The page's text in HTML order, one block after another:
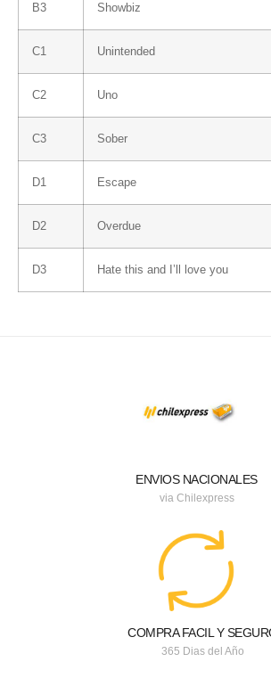
B3 Showbiz
C1 Unintended
C2 Uno
C3 Sober
D1 Escape
D2 Overdue
D3 Hate this and I’ll love you
ENVIOS NACIONALES
via Chilexpress
COMPRA FACIL Y
365 Dias del Año